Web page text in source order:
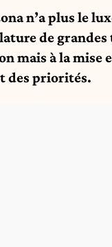
n’a plus le
de
mais à la mise
des priorités.